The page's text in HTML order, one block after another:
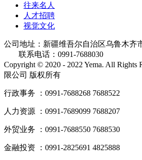
往来名人
人才招聘
视觉文化
公司地址：新疆维吾尔自治区乌鲁木齐
联系电话：0991-7688030
Copyright © 2020 - 2022 Yema. All Rights
限公司 版权所有
行政事务 ：0991-7688268 7688522
人力资源 ：0991-7689099 7688207
外贸业务 ：0991-7688550 7688530
金融投资 ：0991-2825691 4825888